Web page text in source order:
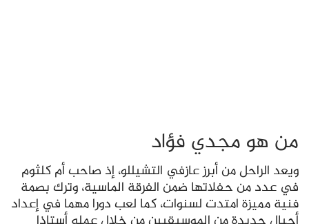
من هو مجدي فؤاد
ويعد الراحل من أبرز عازفي التشيللو، إذ صاحب أم كلثوم
في عدد من حفلاتها ضمن الفرقة الماسية، وترك بصمة
فنية مميزة امتدت لسنوات، كما لعب دورا مهما في إعداد